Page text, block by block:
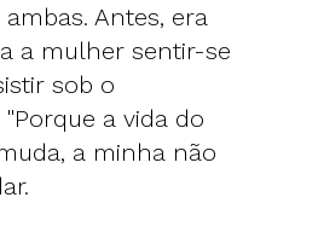
Antes, era
a mulher sentir-se
sob o
a vida do
a minha não